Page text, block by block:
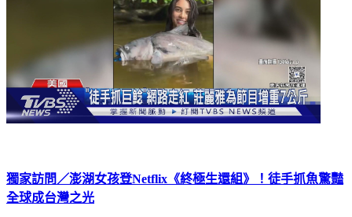
獨家訪問／澎湖女孩登Netflix《終極生還組》！徒手抓魚驚豔
全球成台灣之光